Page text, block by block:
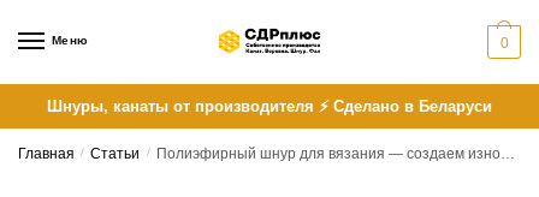
Меню 0
Шнуры, канаты от производителя ⚡ Сделано в Беларуси
Главная / Статьи / Полиэфирный шнур для вязания — создаем износостойкие шедевры